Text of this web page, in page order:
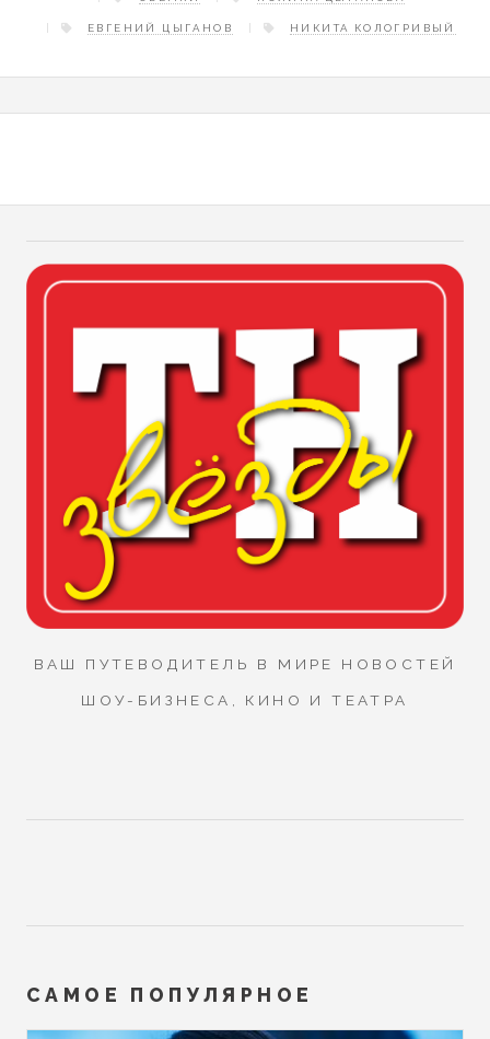
ЕВГЕНИЙ ЦЫГАНОВ НИКИТА КОЛОГРИВЫЙ
ВАШ ПУТЕВОДИТЕЛЬ В МИРЕ НОВОСТЕЙ
ШОУ-БИЗНЕСА, КИНО И ТЕАТРА
САМОЕ ПОПУЛЯРНОЕ